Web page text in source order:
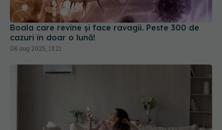
Boala care revine și face ravagii. Peste 300 de
cazuri în doar o lună!
08 aug 2025, 13:21